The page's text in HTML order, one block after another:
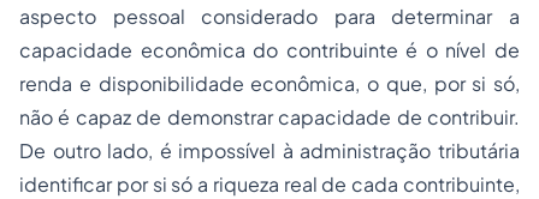
aspecto pessoal considerado para determinar a
capacidade econômica do contribuinte é o nível de
renda e disponibilidade econômica, o que, por si só,
não é capaz de demonstrar capacidade de contribuir.
De outro lado, é impossível à administração tributária
identificar por si só a riqueza real de cada contribuinte,